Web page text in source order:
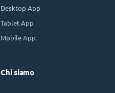
Desktop App
Tablet App
Mobile App
Chi siamo